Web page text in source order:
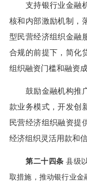
支持银行业金融机
核和内部激励机制，
型民营经济组织金融
合规的前提下，简化
组织融资门槛和融资成
鼓励金融机构推广
款业务模式，开发创
民营经济组织融资提
经济组织灵活用款和信
第二十四条 县级
取措施，推动银行业